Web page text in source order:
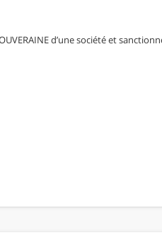
d’une société et